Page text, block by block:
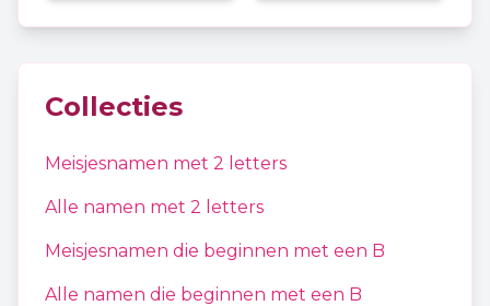
Collecties
Meisjesnamen met 2 letters
Alle namen met 2 letters
Meisjesnamen die beginnen met een B
Alle namen die beginnen met een B